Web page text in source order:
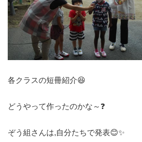
各クラスの短冊紹介😆
どうやって作ったのかな～❓
ぞう組さんは,自分たちで発表😊✨